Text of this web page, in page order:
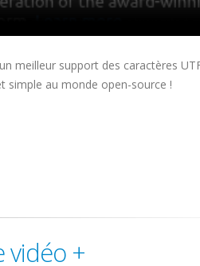
meilleur support des caractères
simple au monde open-source !
+